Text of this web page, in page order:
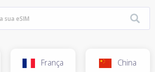
França China